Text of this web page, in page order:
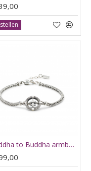
Buddha to Buddha armband Barbara compass mini lengte C- E 18 -19 cm - 65864